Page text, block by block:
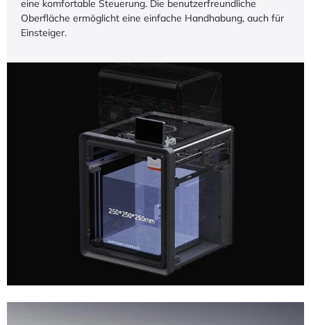
eine komfortable Steuerung. Die benutzerfreundliche
Oberfläche ermöglicht eine einfache Handhabung, auch für
Einsteiger.